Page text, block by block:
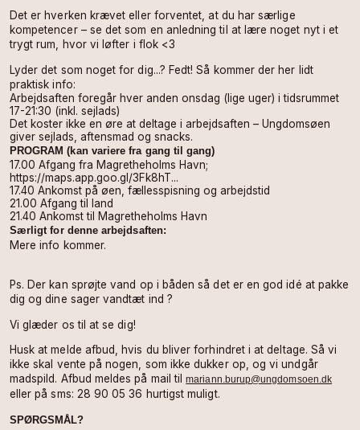
Det er hverken krævet eller forventet, at du har særlige
kompetencer – se det som en anledning til at lære noget nyt i et
trygt rum, hvor vi løfter i flok <3
Lyder det som noget for dig...? Fedt! Så kommer der her lidt
praktisk info:
Arbejdsaften foregår hver anden onsdag (lige uger) i tidsrummet
17-21:30 (inkl. sejlads)
Det koster ikke en øre at deltage i arbejdsaften – Ungdomsøen
giver sejlads, aftensmad og snacks.
PROGRAM (kan variere fra gang til gang)
17.00 Afgang fra Magretheholms Havn;
https://maps.app.goo.gl/3Fk8hT...
17.40 Ankomst på øen, fællesspisning og arbejdstid
21.00 Afgang til land
21.40 Ankomst til Magretheholms Havn
Særligt for denne arbejdsaften:
Mere info kommer.
Ps. Der kan sprøjte vand op i båden så det er en god idé at pakke
dig og dine sager vandtæt ind ?
Vi glæder os til at se dig!
Husk at melde afbud, hvis du bliver forhindret i at deltage. Så vi
ikke skal vente på nogen, som ikke dukker op, og vi undgår
madspild. Afbud meldes på mail tilmariann.burup@ungdomsoen.dk
eller på sms: 28 90 05 36 hurtigst muligt.
SPØRGSMÅL?